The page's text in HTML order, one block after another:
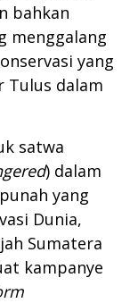
bahkan
menggalang
yang
Tulus dalam
satwa
) dalam
yang
Dunia,
Sumatera
kampanye